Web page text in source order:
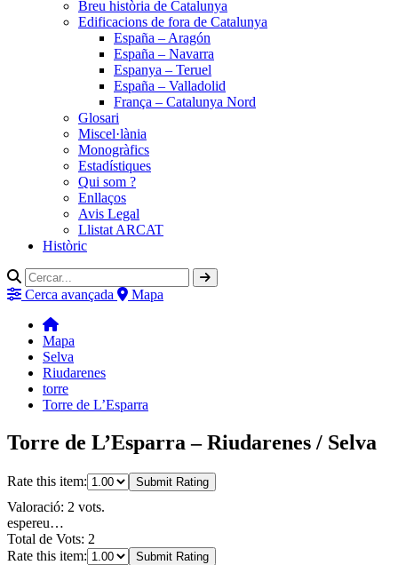
Breu història de Catalunya
Edificacions de fora de Catalunya
España – Aragón
España – Navarra
Espanya – Teruel
España – Valladolid
França – Catalunya Nord
Glosari
Miscel·lània
Monogràfics
Estadístiques
Qui som ?
Enllaços
Avis Legal
Llistat ARCAT
Històric
Cerca avançada Mapa
Mapa
Selva
Riudarenes
torre
Torre de L’Esparra
Torre de L’Esparra – Riudarenes / Selva
Rate this item: Submit Rating
Valoració: 2 vots.
espereu…
Total de Vots: 2
Rate this item:
Submit Rating